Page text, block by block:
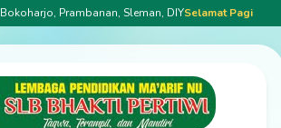
Bokoharjo, Prambanan, Sleman, DIYSelamat Pagi